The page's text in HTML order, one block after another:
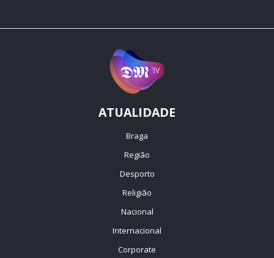
ATUALIDADE
Braga
Região
Desporto
Religião
Nacional
Internacional
Corporate